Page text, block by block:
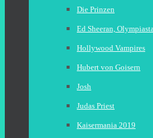
Die Prinzen
Ed Sheeran,
Hollywood Vampires
Hubert von Goisern
Josh
Judas Priest
Kaisermania 2019